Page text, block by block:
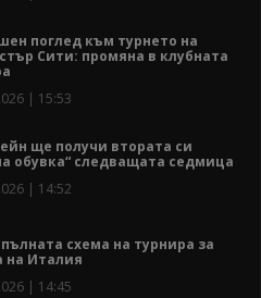
поглед към турнето на
Сити: промяна в клубната
| 15:53
ще получи втората си
обувка“ следващата седмица
| 14:52
схема на турнира за
на Италия
| 14:45